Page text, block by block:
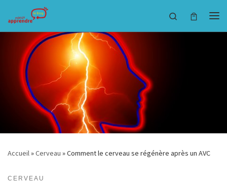
Passer au contenu Search
Accueil»Cerveau »Comment le cerveau se régénère après un AVC
CERVEAU